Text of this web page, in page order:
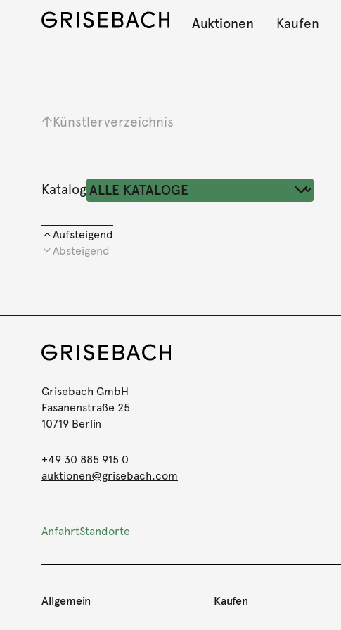
Auktionen Kaufen
Künstlerverzeichnis
Katalog
Aufsteigend
Absteigend
Grisebach GmbH
Fasanenstraße 25
10719 Berlin
+49 30 885 915 0
auktionen@grisebach.com
AnfahrtStandorte
Allgemein Kaufen